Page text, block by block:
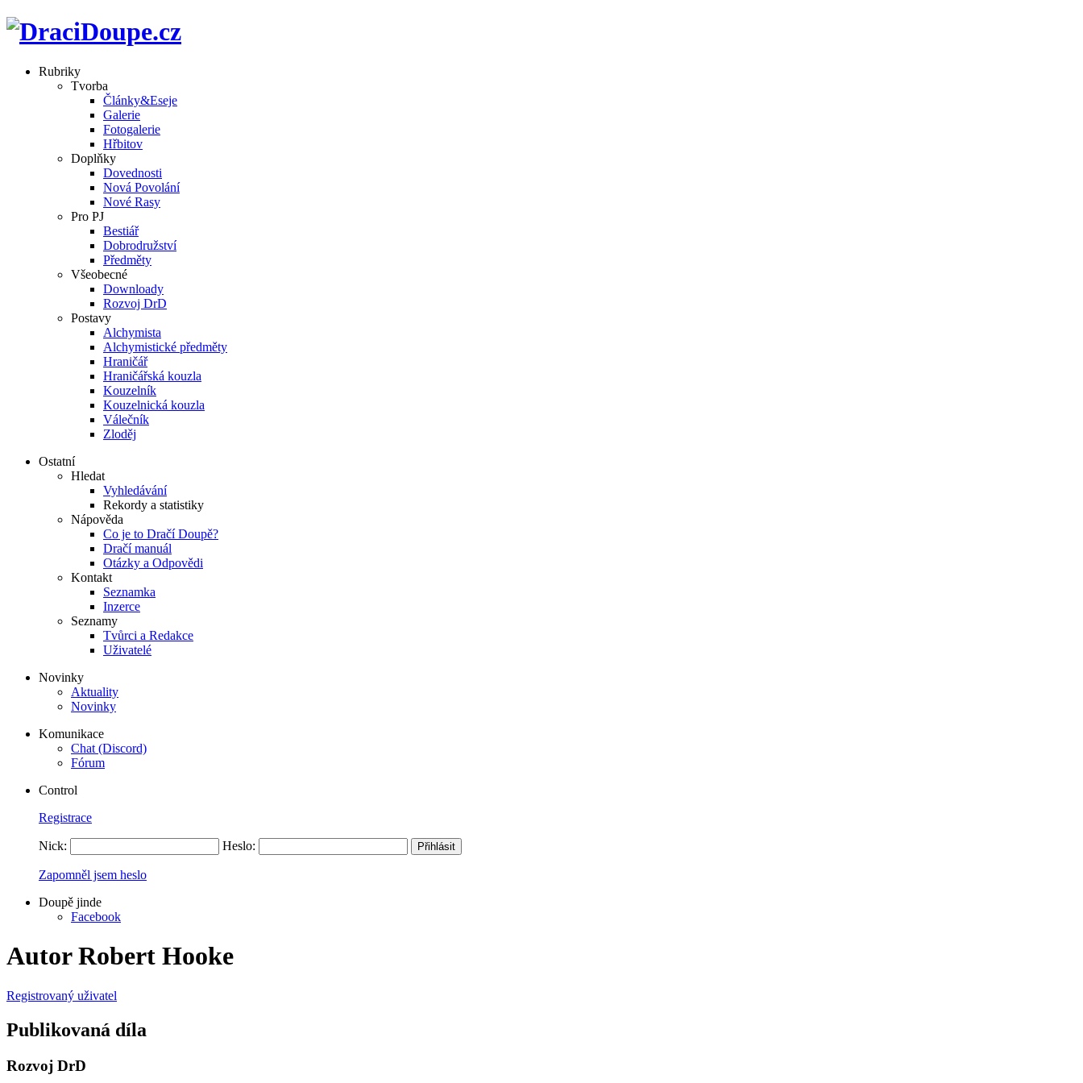
Rubriky
Tvorba
Články&Eseje
Galerie
Fotogalerie
Hřbitov
Doplňky
Dovednosti
Nová Povolání
Nové Rasy
Pro PJ
Bestiář
Dobrodružství
Předměty
Všeobecné
Downloady
Rozvoj DrD
Postavy
Alchymista
Alchymistické předměty
Hraničář
Hraničářská kouzla
Kouzelník
Kouzelnická kouzla
Válečník
Zloděj
Ostatní
Hledat
Vyhledávání
Rekordy a statistiky
Nápověda
Co je to Dračí Doupě?
Dračí manuál
Otázky a Odpovědi
Kontakt
Seznamka
Inzerce
Seznamy
Tvůrci a Redakce
Uživatelé
Novinky
Aktuality
Novinky
Komunikace
Chat (Discord)
Fórum
Control
Registrace
Nick: Heslo:
Zapomněl jsem heslo
Doupě jinde
Facebook
Autor Robert Hooke
Registrovaný uživatel
Publikovaná díla
Rozvoj DrD